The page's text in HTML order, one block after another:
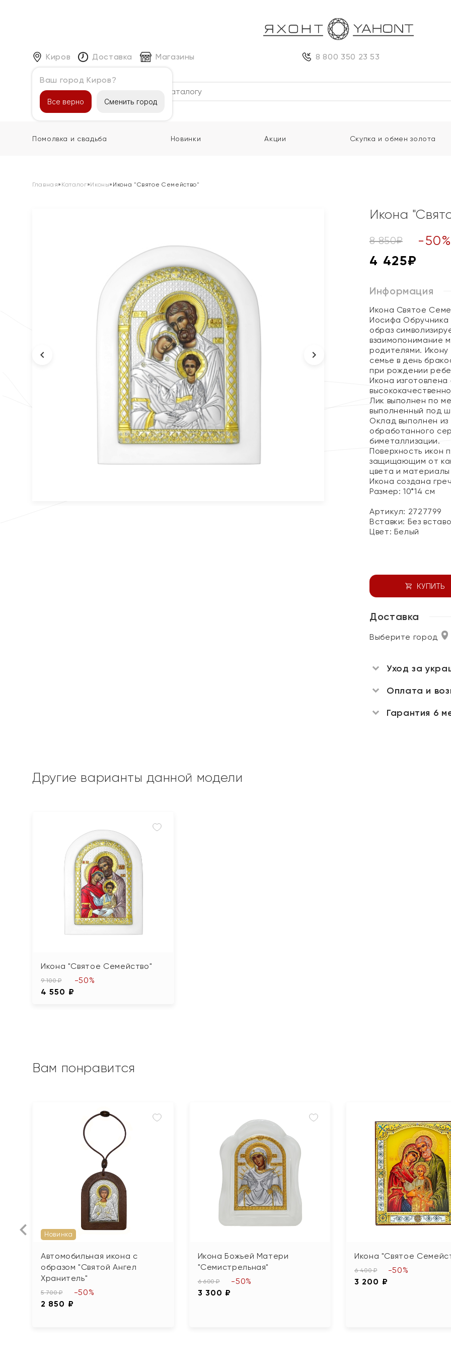
Киров
Ваш город Киров?
Все верно Сменить город
Доставка Магазины 8 800 350 23 53
Каталог
Помолвка и свадьба Новинки Акции Скупка и обмен золота
Главная» Каталог»Иконы» Икона "Святое Семейство"
Икона
8 850₽ -50%
4 425₽
Информация
Икона Святое
Иосифа Обручника
образ
взаимопонимание
родителями.
семье в день
при рождении
Икона
Лик выполнен по
выполненный под
Оклад выполнен из
обработанного
биметаллизации.
Поверхность икон
защищающим от
цвета и материалы
Икона создана
Размер: 10*14 см
Артикул: 2727799
Вставки: Без
Цвет: Белый
КУПИТЬ
Доставка
Выберите город
Уход за
Оплата и
Гарантия 6
Другие варианты данной модели
Икона "Святое Семейство"
9 100 ₽
4 550 ₽
-50%
Вам понравится
Новинка
Автомобильная икона с
образом "Святой Ангел
Хранитель"
5 700 ₽
2 850 ₽
-50%
Икона Божьей Матери
"Семистрельная"
6 600 ₽
3 300 ₽
-50%
Икона "Святое
6 400 ₽
3 200 ₽
-50%